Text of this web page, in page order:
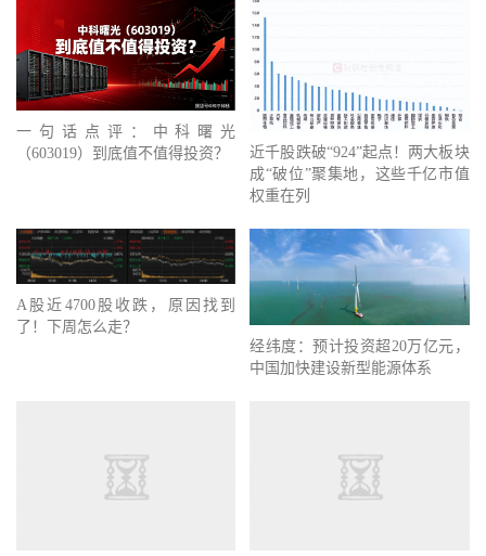
一句话点评：中科曙光
（603019）到底值不值得投资？
近千股跌破“924”起点！两大板块
成“破位”聚集地，这些千亿市值
权重在列
A股近4700股收跌，原因找到
了！下周怎么走？
经纬度：预计投资超20万亿元，
中国加快建设新型能源体系